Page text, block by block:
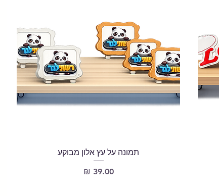
תמונה על עץ אלון מבוקע
מחיר‏39.00 ‏₪